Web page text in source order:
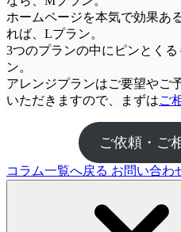
ホームページを本気で効果あ
れば、 Lプラン。
3つのプランの中にピンとく
ン。
アレンジプランはご要望やご
いただきますので、まずはご
ご依頼・ご
コラム一覧へ戻る お問い合わ